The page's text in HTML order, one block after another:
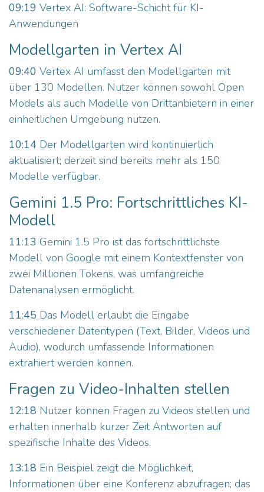
09:19 Vertex AI: Software-Schicht für KI-
Anwendungen
Modellgarten in Vertex AI
09:40 Vertex AI umfasst den Modellgarten mit
über 130 Modellen. Nutzer können sowohl Open
Models als auch Modelle von Drittanbietern in einer
einheitlichen Umgebung nutzen.
10:14 Der Modellgarten wird kontinuierlich
aktualisiert; derzeit sind bereits mehr als 150
Modelle verfügbar.
Gemini 1.5 Pro: Fortschrittliches KI-
Modell
11:13 Gemini 1.5 Pro ist das fortschrittlichste
Modell von Google mit einem Kontextfenster von
zwei Millionen Tokens, was umfangreiche
Datenanalysen ermöglicht.
11:45 Das Modell erlaubt die Eingabe
verschiedener Datentypen (Text, Bilder, Videos und
Audio), wodurch umfassende Informationen
extrahiert werden können.
Fragen zu Video-Inhalten stellen
12:18 Nutzer können Fragen zu Videos stellen und
erhalten innerhalb kurzer Zeit Antworten auf
spezifische Inhalte des Videos.
13:18 Ein Beispiel zeigt die Möglichkeit,
Informationen über eine Konferenz abzufragen; das